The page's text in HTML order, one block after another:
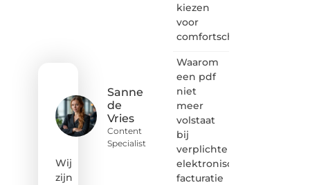
Sanne
de
Vries
Content
Specialist
Wij
zijn
kiezen
voor
comfortschoenen
Waarom
een pdf
niet
meer
volstaat
bij
verplichte
elektronische
facturatie